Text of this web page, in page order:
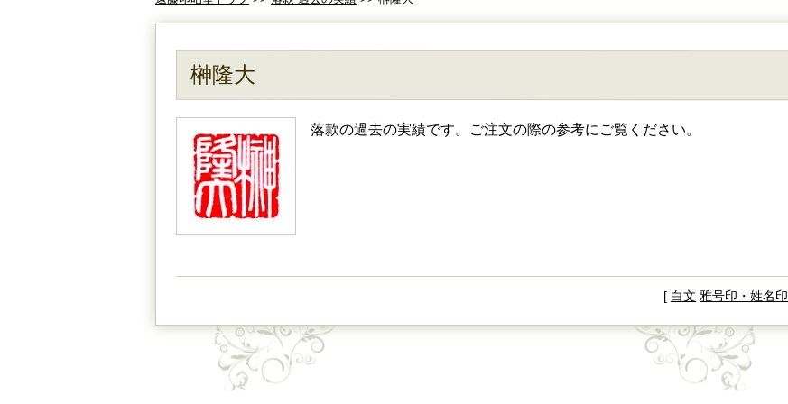
榊隆大
落款の過去の実績です。ご注文の際の参考にご覧ください。
[ 白文 雅号印・姓名印